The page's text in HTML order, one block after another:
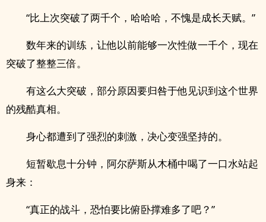
“比上次突破了两千个，哈哈哈，不愧是成长天赋。”
数年来的训练，让他以前能够一次性做一千个，现在
突破了整整三倍。
有这么大突破，部分原因要归咎于他见识到这个世界
的残酷真相。
身心都遭到了强烈的刺激，决心变强坚持的。
短暂歇息十分钟，阿尔萨斯从木桶中喝了一口水站起
身来：
“真正的战斗，恐怕要比俯卧撑难多了吧？”